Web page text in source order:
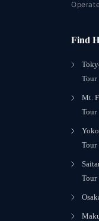
Find
Tour
Mt.
Tour
Tour
Tour